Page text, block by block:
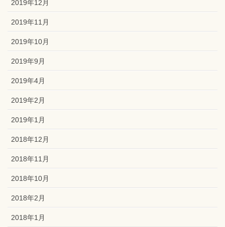
2019年12月
2019年11月
2019年10月
2019年9月
2019年4月
2019年2月
2019年1月
2018年12月
2018年11月
2018年10月
2018年2月
2018年1月